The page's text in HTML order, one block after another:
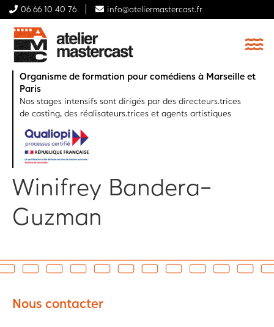
06 66 10 40 76 info@ateliermastercast.fr
Organisme de formation pour comédiens à Marseille et
Paris
Nos stages intensifs sont dirigés par des directeurs.trices
de casting, des réalisateurs.trices et agents artistiques
Winifrey Bandera-
Guzman
Nous contacter